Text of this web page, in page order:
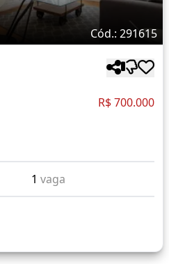
Cód.: 291615
R$ 700.000
1vaga